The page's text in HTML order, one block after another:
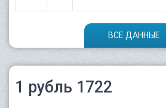
ВСЕ ДАННЫЕ
1 рубль 1722